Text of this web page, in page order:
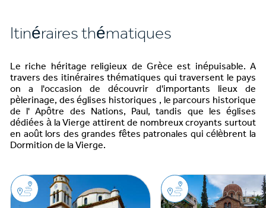
Itinéraires thématiques
Le riche héritage religieux de Grèce est inépuisable. A
travers des itinéraires thématiques qui traversent le pays
on a l'occasion de découvrir d'importants lieux de
pèlerinage, des églises historiques , le parcours historique
de l' Apôtre des Nations, Paul, tandis que les églises
dédiées à la Vierge attirent de nombreux croyants surtout
en août lors des grandes fêtes patronales qui célèbrent la
Dormition de la Vierge.